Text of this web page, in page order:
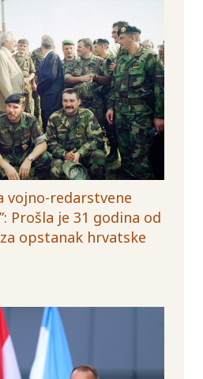
vojno-redarstvene
Prošla je 31 godina od
opstanak hrvatske